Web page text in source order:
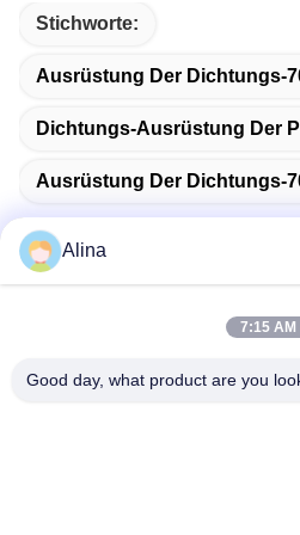
Stichworte:
Ausrüstung Der Dichtungs-
Dichtungs-Ausrüstung Der
Ausrüstung Der Dichtungs-
Schnelle
Anschrift
Alina
7:15 AM
Good day, what product are you